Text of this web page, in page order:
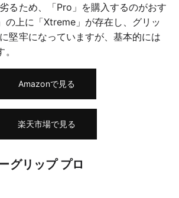
るため、「Pro」を購入するのがおす
の上に「Xtreme」が存在し、グリッ
堅牢になっていますが、基本的には
Amazonで見る
楽天市場で見る
グリップ プロ